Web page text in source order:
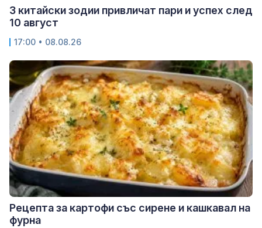
3 китайски зодии привличат пари и успех след
10 август
17:00 • 08.08.26
Рецепта за картофи със сирене и кашкавал на
фурна